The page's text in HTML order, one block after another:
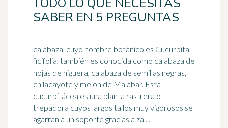
SABER EN 5 PREGUNTAS
calabaza, cuyo nombre botánico es Cucurbita
ficifolia, también es conocida como calabaza de
hojas de higuera, calabaza de semillas negras,
chilacayote y melón de Malabar. Esta
cucurbitácea es una planta rastrera o
trepadora cuyos largos tallos muy vigorosos se
agarran a un soporte gracias a za ...